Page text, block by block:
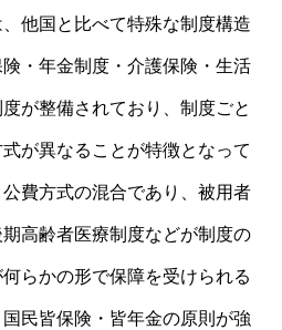
他国と比べて特殊な制度構造
・年金制度・介護保険・生活
が整備されており、制度ごと
が異なることが特徴となって
費方式の混合であり、被用者
高齢者医療制度などが制度の
らかの形で保障を受けられる
民皆保険・皆年金の原則が強